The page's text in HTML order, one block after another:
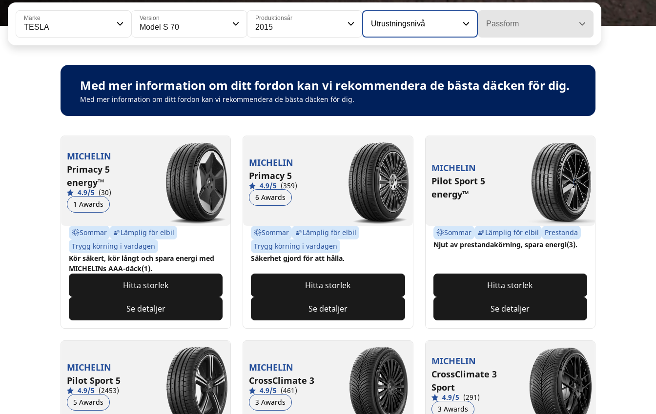
Märke
TESLA
Version
Model S 70
Produktionsår
2015 Utrustningsnivå Passform
Med mer information om ditt fordon kan vi rekommendera de bästa däcken för dig.
Med mer information om ditt fordon kan vi rekommendera de bästa däcken för dig.
MICHELIN
Primacy 5
energy™
4.9/5 (30)
1 Awards
Sommar
Lämplig för elbil
Trygg körning i vardagen
Kör säkert, kör långt och spara energi med
MICHELINs AAA-däck(1).
Hitta storlek
Se detaljer
MICHELIN
Primacy 5
4.9/5 (359)
6 Awards
Sommar
Lämplig för elbil
Trygg körning i vardagen
Säkerhet gjord för att hålla.
Hitta storlek
Se detaljer
MICHELIN
Pilot Sport 5
energy™
Sommar Lämplig för elbil
Prestanda
Njut av prestandakörning, spara energi(3).
Hitta storlek
Se detaljer
MICHELIN
Pilot Sport 5
4.9/5 (2453)
5 Awards
MICHELIN
CrossClimate 3
4.9/5 (461)
3 Awards
MICHELIN
CrossClimate 3
Sport
4.9/5 (291)
3 Awards